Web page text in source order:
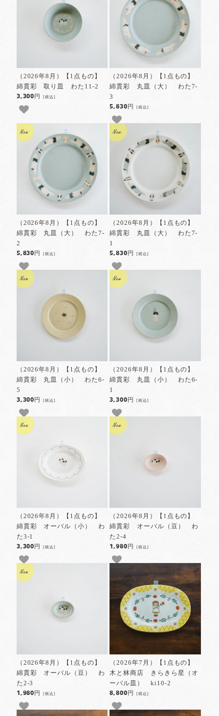
（2026年8月）【1点もの】
綿貫彩 取り皿 わた11-2
3,300円[税込]
（2026年8月）【1点もの】
綿貫彩 丸皿（大） わた7-
3
5,830円 [税込]
（2026年8月）【1点もの】
綿貫彩 丸皿（大） わた7-
2
5,830円[税込]
（2026年8月）【1点もの】
綿貫彩 丸皿（大） わた7-
1
5,830円 [税込]
（2026年8月）【1点もの】
綿貫彩 丸皿（小） わた6-
5
3,300円[税込]
（2026年8月）【1点もの】
綿貫彩 丸皿（小） わた6-
1
3,300円 [税込]
（2026年8月）【1点もの】
綿貫彩 オーバル（小） わ
た3-1
3,300円[税込]
（2026年8月）【1点もの】
綿貫彩 オーバル（豆） わ
た2-4
1,980円 [税込]
（2026年8月）【1点もの】
綿貫彩 オーバル（豆） わ
た2-3
1,980円[税込]
（2026年7月）【1点もの】
木と林商店 きらきら星（オ
ーバル皿） ki10-2
8,800円 [税込]